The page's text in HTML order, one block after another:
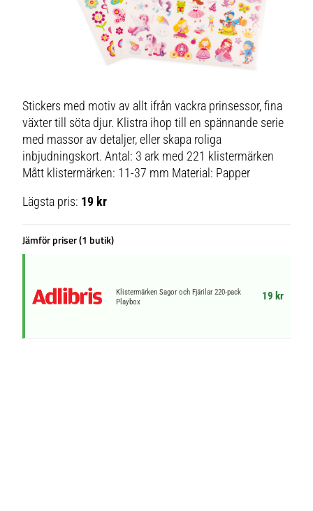
Stickers med motiv av allt ifrån vackra prinsessor, fina
växter till söta djur. Klistra ihop till en spännande serie
med massor av detaljer, eller skapa roliga
inbjudningskort. Antal: 3 ark med 221 klistermärken
Mått klistermärken: 11-37 mm Material: Papper
Lägsta pris: 19 kr
Jämför priser (1 butik)
Klistermärken Sagor och Fjärilar 220-pack
Playbox
19 kr